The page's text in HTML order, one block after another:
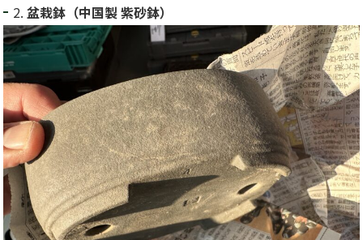
2. 盆栽鉢（中国製 紫砂鉢）